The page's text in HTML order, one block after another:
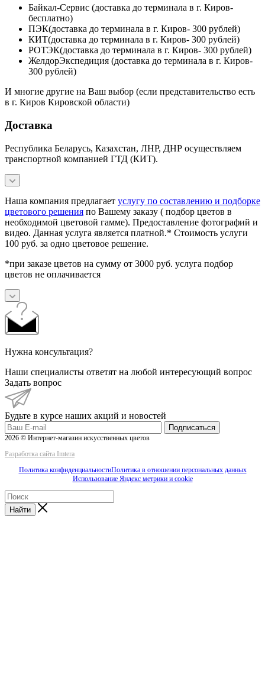
Байкал-Сервис (доставка до терминала в г. Киров-
бесплатно)
ПЭК(доставка до терминала в г. Киров- 300 рублей)
КИТ(доставка до терминала в г. Киров- 300 рублей)
РОТЭК(доставка до терминала в г. Киров- 300 рублей)
ЖелдорЭкспедиция (доставка до терминала в г. Киров-
300 рублей)
И многие другие на Ваш выбор (если представительство есть
в г. Киров Кировской области)
Доставка
Республика Беларусь, Казахстан, ЛНР, ДНР осуществляем
транспортной компанией ГТД (КИТ).
Наша компания предлагает услугу по составлению и подборке
цветового решения по Вашему заказу ( подбор цветов в
необходимой цветовой гамме). Предоставление фотографий и
видео. Данная услуга является платной.* Стоимость услуги
100 руб. за одно цветовое решение.
*при заказе цветов на сумму от 3000 руб. услуга подбор
цветов не оплачивается
Нужна консультация?
Наши специалисты ответят на любой интересующий вопрос
Задать вопрос
Будьте в курсе наших акций и новостей
Подписаться
2026 © Интернет-магазин искусственных цветов
Разработка сайта Imtera
Политика конфиденциальностиПолитика в отношении персональных данных
Использование Яндекс метрики и cookie
Найти